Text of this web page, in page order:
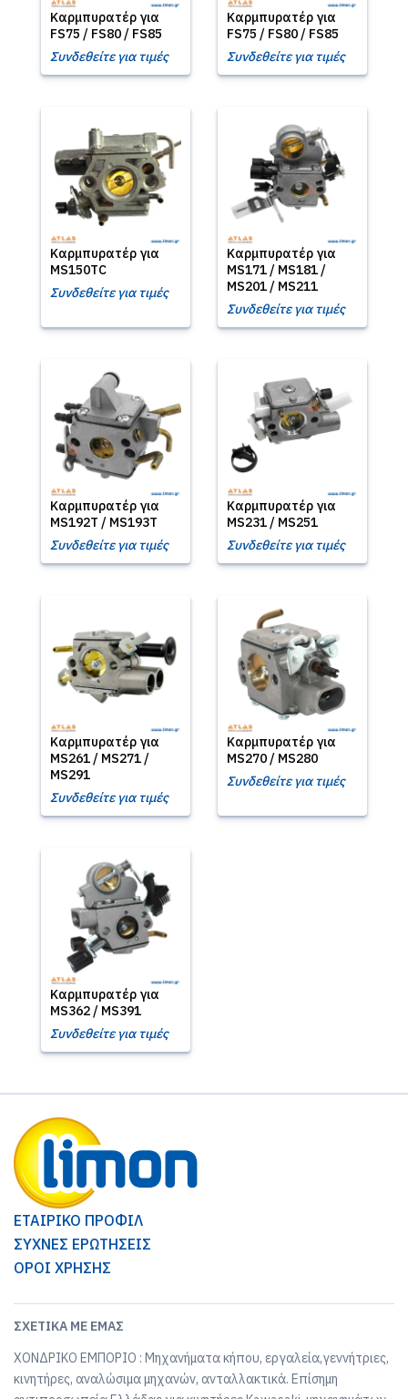
Καρμπυρατέρ για
FS75 / FS80 / FS85
Συνδεθείτε για τιμές
Καρμπυρατέρ για
FS75 / FS80 / FS85
Συνδεθείτε για τιμές
Καρμπυρατέρ για
MS150TC
Συνδεθείτε για τιμές
Καρμπυρατέρ για
MS171 / MS181 /
MS201 / MS211
Συνδεθείτε για τιμές
Καρμπυρατέρ για
MS192T / MS193T
Συνδεθείτε για τιμές
Καρμπυρατέρ για
MS231 / MS251
Συνδεθείτε για τιμές
Καρμπυρατέρ για
MS261 / MS271 /
MS291
Συνδεθείτε για τιμές
Καρμπυρατέρ για
MS270 / MS280
Συνδεθείτε για τιμές
Καρμπυρατέρ για
MS362 / MS391
Συνδεθείτε για τιμές
ΕΤΑΙΡΙΚΟ ΠΡΟΦΙΛ
ΣΥΧΝΕΣ ΕΡΩΤΗΣΕΙΣ
ΟΡΟΙ ΧΡΗΣΗΣ
ΣΧΕΤΙΚΆ ΜΕ ΕΜΆΣ
ΧΟΝΔΡΙΚΟ ΕΜΠΟΡΙΟ : Μηχανήματα κήπου, εργαλεία,γεννήτριες,
κινητήρες, αναλώσιμα μηχανών, ανταλλακτικά. Επίσημη